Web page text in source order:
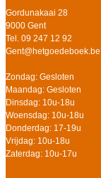
Gordunakaai 28
9000 Gent
Tel. 09 247 12 92
Gent@hetgoedeboek.be
Zondag: Gesloten
Maandag: Gesloten
Dinsdag: 10u-18u
Woensdag: 10u-18u
Donderdag: 17-19u
Vrijdag: 10u-18u
Zaterdag: 10u-17u